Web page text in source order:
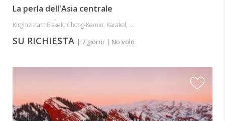
La perla dell'Asia centrale
Kirghizistan: Biskek, Chong-Kemin, Karakol, ...
SU RICHIESTA | 7 giorni | No volo